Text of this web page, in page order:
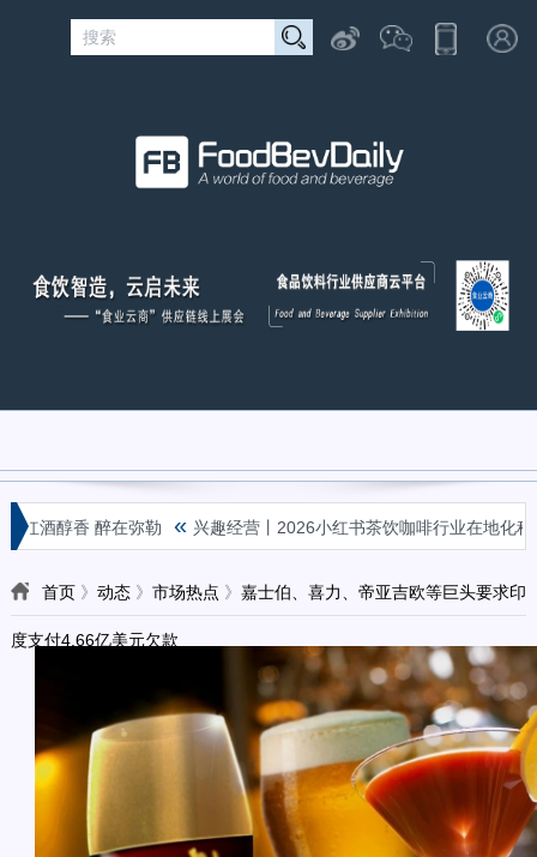
酒醇香 醉在弥勒 « 兴趣经营丨2026小红书茶饮咖啡行业在地化种草
首页》 动态》 市场热点 》 嘉士伯、喜力、帝亚吉欧等巨头要求印
度支付4.66亿美元欠款